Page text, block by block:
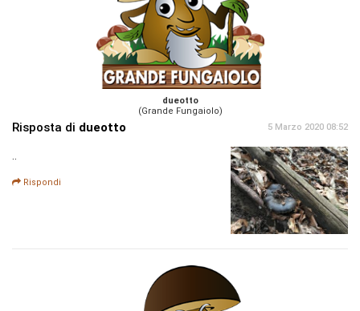
dueotto
(Grande Fungaiolo)
Risposta di dueotto 5 Marzo 2020 08:52
Rispondi